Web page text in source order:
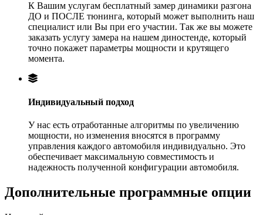
К Вашим услугам бесплатный замер динамики разгона
ДО и ПОСЛЕ тюнинга, который может выполнить наш
специалист или Вы при его участии. Так же вы можете
заказать услугу замера на нашем диностенде, который
точно покажет параметры мощности и крутящего
момента.
Индивидуальный подход
У нас есть отработанные алгоритмы по увеличению
мощности, но изменения вносятся в программу
управления каждого автомобиля индивидуально. Это
обеспечивает максимальную совместимость и
надежность полученной конфигурации автомобиля.
Дополнительные программные опции